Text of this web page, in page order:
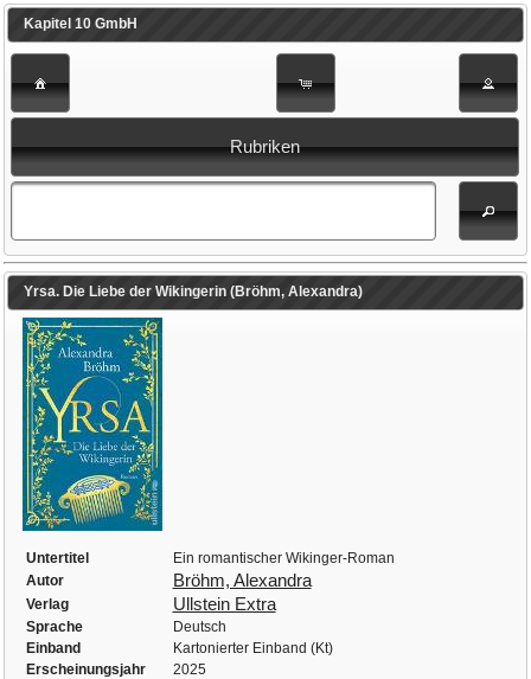
Kapitel 10 GmbH
Rubriken
Yrsa. Die Liebe der Wikingerin (Bröhm, Alexandra)
Untertitel
Ein romantischer Wikinger-Roman
Autor
Bröhm, Alexandra
Verlag Ullstein Extra
Sprache
Deutsch
Einband
Kartonierter Einband (Kt)
Erscheinungsjahr
2025